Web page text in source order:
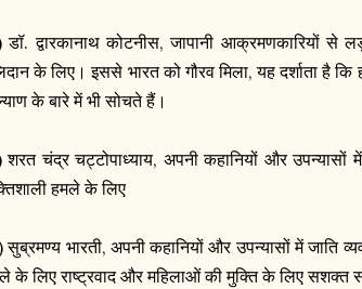
डॉ. द्वारकानाथ कोटनीस, जापानी आक्रमणकारियों
के लिए। इससे भारत को गौरव मिला, यह दर्शाता है
के बारे में भी सोचते हैं।
शरत चंद्र चट्टोपाध्याय, अपनी कहानियों और
हमले के लिए
सुब्रमण्य भारती, अपनी कहानियों और उपन्यासों में
के लिए राष्ट्रवाद और महिलाओं की मुक्ति के लिए सशक्त